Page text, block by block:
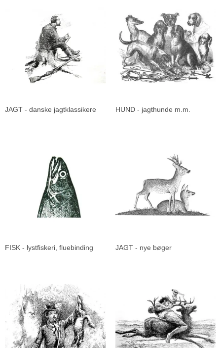
JAGT - danske jagtklassikere HUND - jagthunde m.m.
FISK - lystfiskeri, fluebinding JAGT - nye bøger